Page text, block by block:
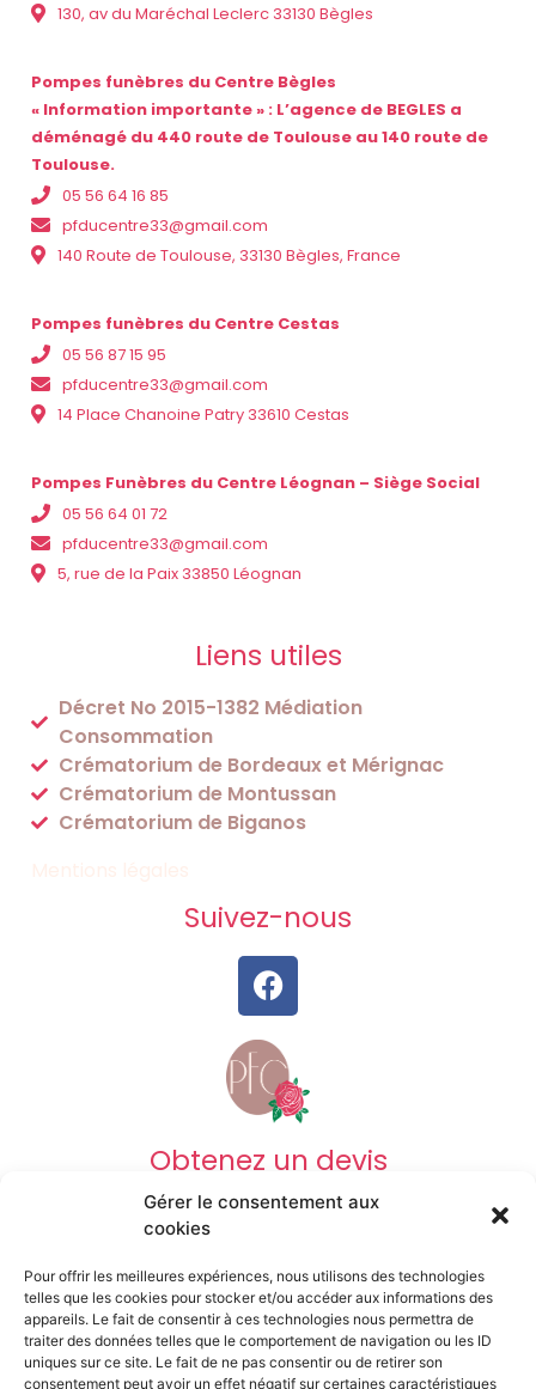
Gérer le consentement aux
cookies
Pour offrir les meilleures expériences, nous utilisons des technologies
telles que les cookies pour stocker et/ou accéder aux informations des
appareils. Le fait de consentir à ces technologies nous permettra de
traiter des données telles que le comportement de navigation ou les ID
uniques sur ce site. Le fait de ne pas consentir ou de retirer son
consentement peut avoir un effet négatif sur certaines caractéristiques
130, av du Maréchal Leclerc 33130 Bègles
Pompes funèbres du Centre Bègles
« Information importante » : L’agence de BEGLES a
déménagé du 440 route de Toulouse au 140 route de
Toulouse.
05 56 64 16 85
pfducentre33@gmail.com
140 Route de Toulouse, 33130 Bègles, France
Pompes funèbres du Centre Cestas
05 56 87 15 95
pfducentre33@gmail.com
14 Place Chanoine Patry 33610 Cestas
Pompes Funèbres du Centre Léognan – Siège Social
05 56 64 01 72
pfducentre33@gmail.com
5, rue de la Paix 33850 Léognan
Liens utiles
Décret No 2015-1382 Médiation
Consommation
Crématorium de Bordeaux et Mérignac
Crématorium de Montussan
Crématorium de Biganos
Suivez-nous
Obtenez un devis
DEVIS OBSÈQUES
DEVIS PRÉVOYANCE
DEVIS MARBRERIE